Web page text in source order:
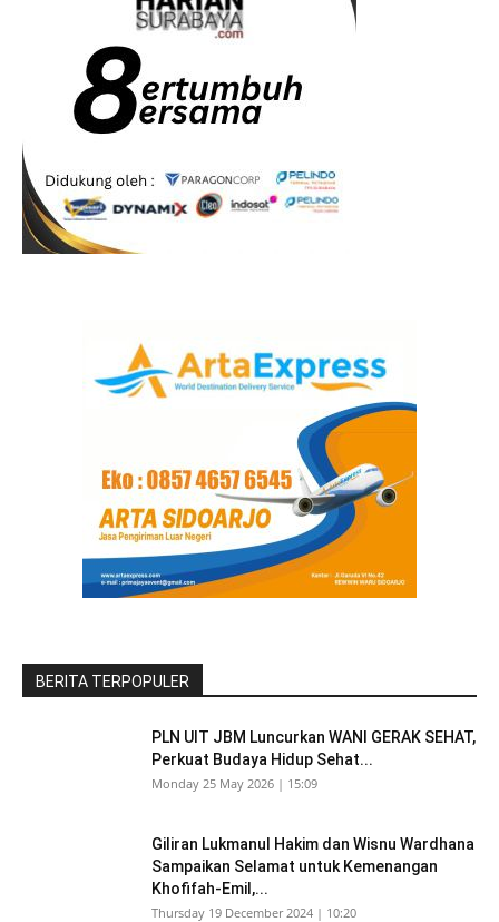
BERITA TERPOPULER
PLN UIT JBM Luncurkan WANI GERAK SEHAT,
Perkuat Budaya Hidup Sehat...
Monday 25 May 2026 | 15:09
Giliran Lukmanul Hakim dan Wisnu Wardhana
Sampaikan Selamat untuk Kemenangan
Khofifah-Emil,...
Thursday 19 December 2024 | 10:20